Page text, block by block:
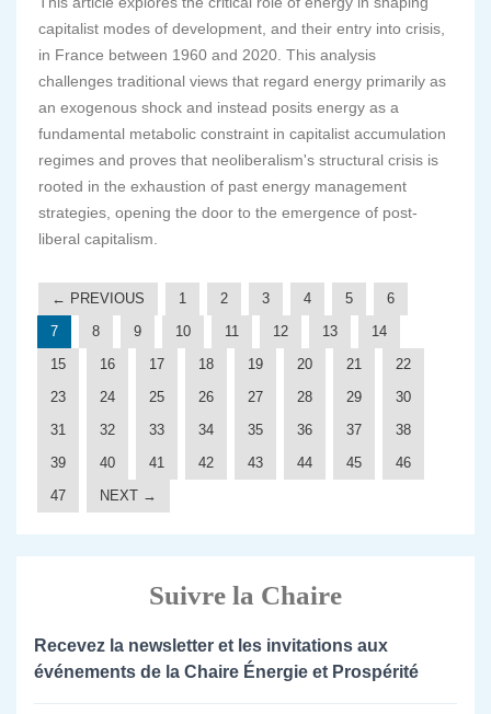
capitalist modes of development, and their entry into crisis,
in France between 1960 and 2020. This analysis
challenges traditional views that regard energy primarily as
an exogenous shock and instead posits energy as a
fundamental metabolic constraint in capitalist accumulation
regimes and proves that neoliberalism's structural crisis is
rooted in the exhaustion of past energy management
strategies, opening the door to the emergence of post-
liberal capitalism.
← PREVIOUS 1 2 3 4 5
6
7
8 9 10 11 12 13
14
15
16 17 18 19 20 21
22
23
24 25 26 27 28 29
30
31
32 33 34 35 36 37
38
39
40 41 42 43 44 45
46
47
NEXT →
Suivre la Chaire
Recevez la newsletter et les invitations aux
événements de la Chaire Énergie et Prospérité